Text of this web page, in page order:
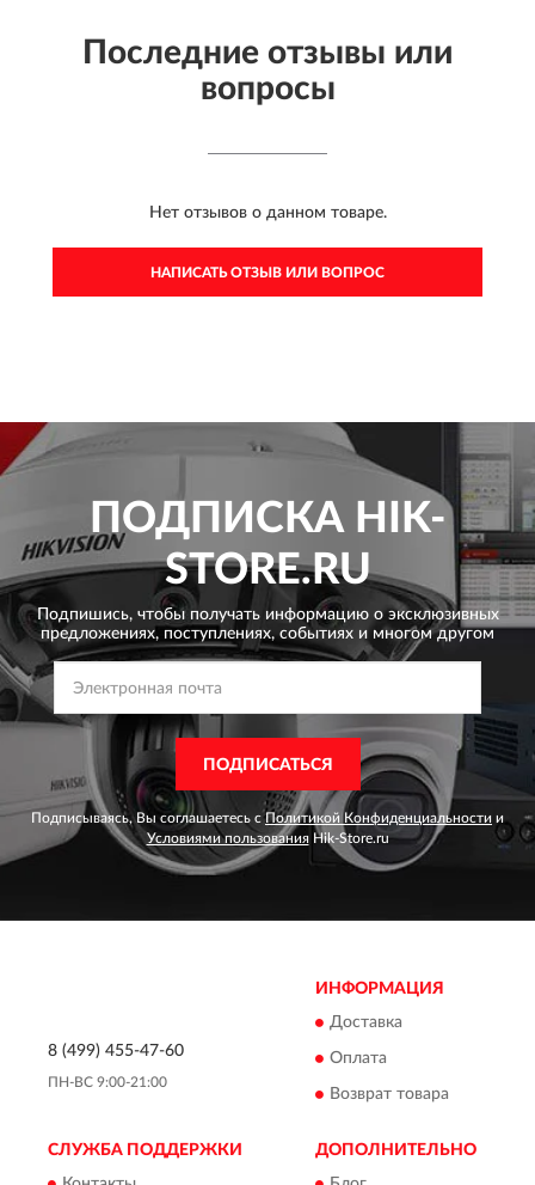
Последние отзывы или
вопросы
Нет отзывов о данном товаре.
НАПИСАТЬ ОТЗЫВ ИЛИ ВОПРОС
ПОДПИСКАHIK-
STORE.RU
Подпишись, чтобы получать информацию о эксклюзивных
предложениях, поступлениях, событиях и многом другом
ПОДПИСАТЬСЯ
Подписываясь, Вы соглашаетесь сПолитикой Конфиденциальности и
Условиями пользованияHik-Store.ru
8 (499) 455-47-60
ПН-ВС 9:00-21:00
ИНФОРМАЦИЯ
Доставка
Оплата
Возврат товара
СЛУЖБА ПОДДЕРЖКИ ДОПОЛНИТЕЛЬНО